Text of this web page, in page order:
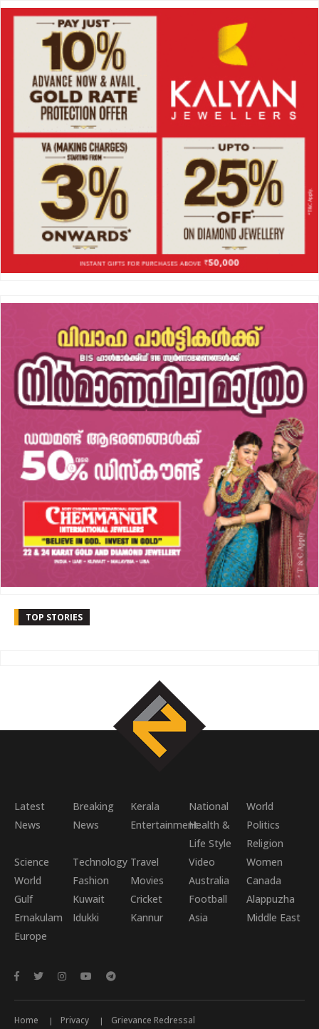
TOP STORIES
Latest
News
Breaking
News
Kerala National
World
EntertainmentHealth &
Life Style
Politics
Religion
Science
World
Technology Travel Video
Women
Fashion
Movies Australia
Canada
Gulf
Kuwait Cricket Football
Alappuzha
Ernakulam
Idukki Kannur Asia
Middle East
Europe
Home Privacy Grievance Redressal